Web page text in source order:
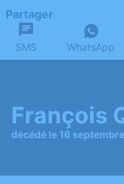
Partager
SMS WhatsApp
François
décédé le 16